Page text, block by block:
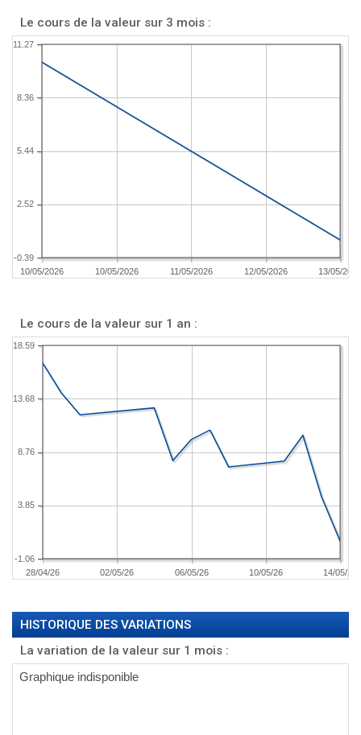
Le cours de la valeur sur 3 mois :
10/05/2026 10/05/2026 11/05/2026 12/05/2026 13/05/2026
-0.39
2.52
5.44
8.36
11.27
Le cours de la valeur sur 1 an :
28/04/26 02/05/26 06/05/26 10/05/26 14/05/26
-1.06
3.85
8.76
13.68
18.59
HISTORIQUE DES VARIATIONS
La variation de la valeur sur 1 mois :